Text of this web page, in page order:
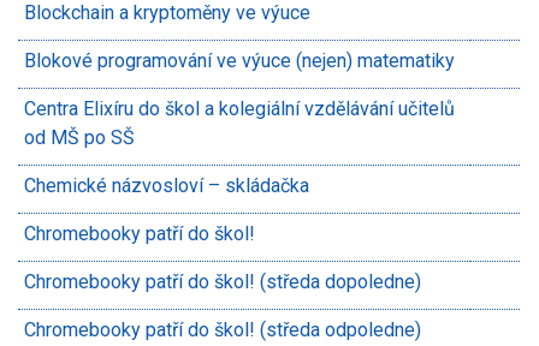
Blockchain a kryptoměny ve výuce
Blokové programování ve výuce (nejen) matematiky
Centra Elixíru do škol a kolegiální vzdělávání učitelů
od MŠ po SŠ
Chemické názvosloví – skládačka
Chromebooky patří do škol!
Chromebooky patří do škol! (středa dopoledne)
Chromebooky patří do škol! (středa odpoledne)